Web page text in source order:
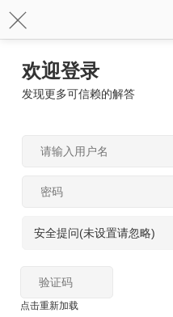
欢迎登录
发现更多可信赖的解答
安全提问(未设置请忽略)
点击重新加载